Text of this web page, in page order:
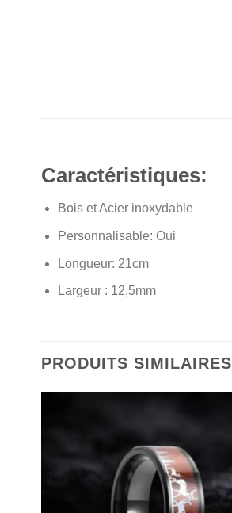
Caractéristiques:
Bois et Acier inoxydable
Personnalisable: Oui
Longueur: 21cm
Largeur : 12,5mm
PRODUITS SIMILAIRES